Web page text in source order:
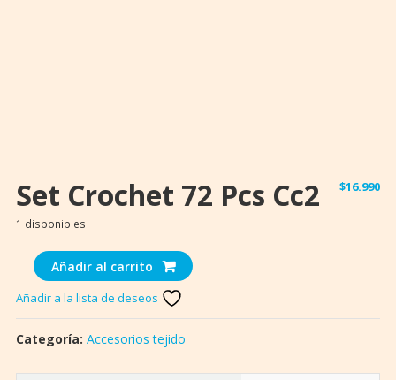
Set Crochet 72 Pcs Cc2 $16.990
1 disponibles
Crochet
72
Pcs
Cc2
Añadir al carrito
Añadir a la lista de deseos
Categoría: Accesorios tejido